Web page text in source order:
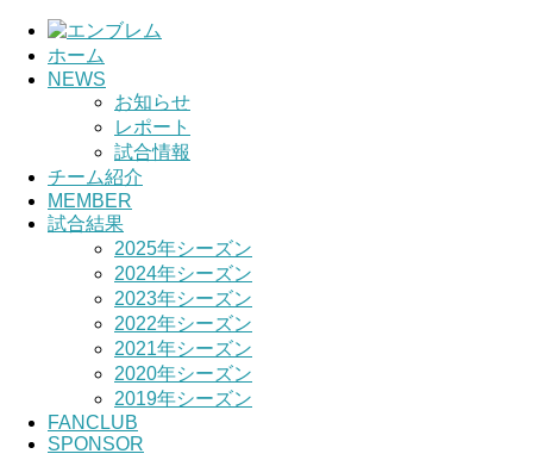
ホーム
NEWS
お知らせ
レポート
試合情報
チーム紹介
MEMBER
試合結果
2025年シーズン
2024年シーズン
2023年シーズン
2022年シーズン
2021年シーズン
2020年シーズン
2019年シーズン
FANCLUB
SPONSOR